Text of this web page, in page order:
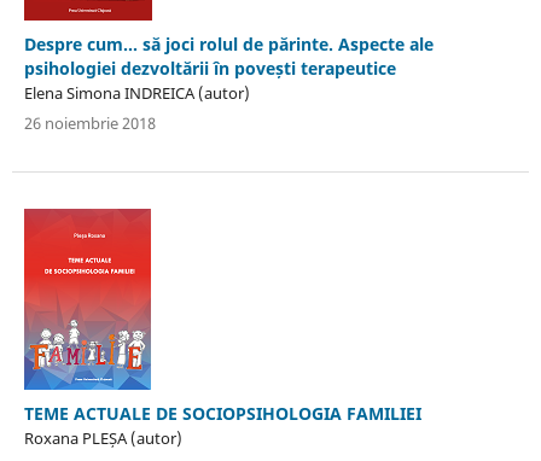
Despre cum... să joci rolul de părinte. Aspecte ale
psihologiei dezvoltării în povești terapeutice
Elena Simona INDREICA (autor)
26 noiembrie 2018
TEME ACTUALE DE SOCIOPSIHOLOGIA FAMILIEI
Roxana PLEȘA (autor)